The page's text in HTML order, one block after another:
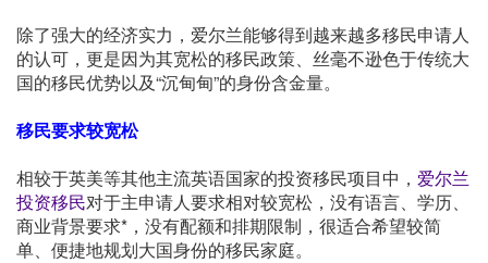
除了强大的经济实力，爱尔兰能够得到越来越多移民申请人
的认可，更是因为其宽松的移民政策、丝毫不逊色于传统大
国的移民优势以及“沉甸甸”的身份含金量。
移民要求较宽松
相较于英美等其他主流英语国家的投资移民项目中， 爱尔兰
投资移民对于主申请人要求相对较宽松，没有语言、学历、
商业背景要求*，没有配额和排期限制，很适合希望较简
单、便捷地规划大国身份的移民家庭。